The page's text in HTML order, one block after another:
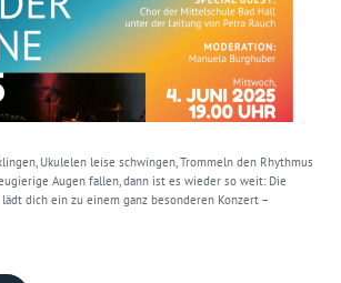
Ukulelen leise schwingen, Trommeln den Rhythmus
Augen fallen, dann ist es wieder so weit: Die
dich ein zu einem ganz besonderen Konzert –